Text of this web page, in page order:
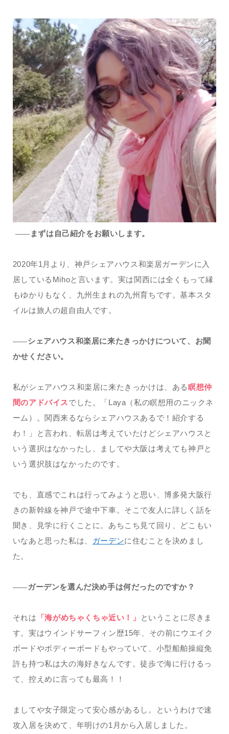
—— まずは自己紹介をお願いします。
2020年1月より、神戸シェアハウス和楽居ガーデンに入
居しているMihoと言います。実は関西には全くもって縁
もゆかりもなく、九州生まれの九州育ちです。基本スタ
イルは旅人の超自由人です。
——シェアハウス和楽居に来たきっかけについて、お聞
かせください。
私がシェアハウス和楽居に来たきっかけは、ある瞑想仲
間のアドバイスでした。「Laya（私の瞑想用のニックネ
ーム）。関西来るならシェアハウスあるで！紹介する
わ！」と言われ、転居は考えていたけどシェアハウスと
いう選択はなかったし、ましてや大阪は考えても神戸と
いう選択肢はなかったのです。
でも、直感でこれは行ってみようと思い、博多発大阪行
きの新幹線を神戸で途中下車。そこで友人に詳しく話を
聞き、見学に行くことに。あちこち見て回り、どこもい
いなあと思った私は、
ガーデンに住むことを決めまし
た。
——ガーデンを選んだ決め手は何だったのですか？
それは 「海がめちゃくちゃ近い！」
ということに尽きま
す。実はウインドサーフィン歴15年、その前にウエイク
ボードやボディーボードもやっていて、小型船舶操縦免
許も持つ私は大の海好きなんです。徒歩で海に行けるっ
て、控えめに言っても最高！！
ましてや女子限定って安心感があるし。というわけで速
攻入居を決めて、年明けの1月から入居しました。